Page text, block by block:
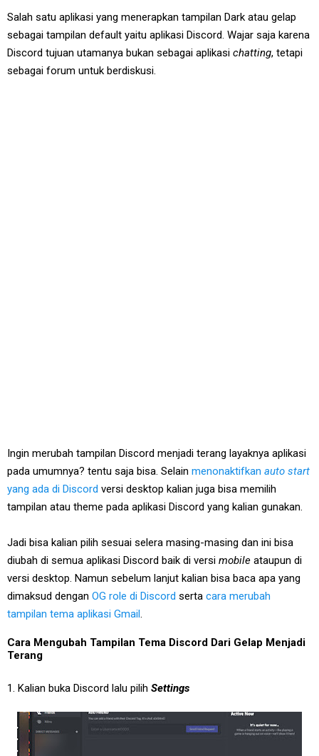
Salah satu aplikasi yang menerapkan tampilan Dark atau gelap
sebagai tampilan default yaitu aplikasi Discord. Wajar saja karena
Discord tujuan utamanya bukan sebagai aplikasi chatting, tetapi
sebagai forum untuk berdiskusi.
Ingin merubah tampilan Discord menjadi terang layaknya aplikasi
pada umumnya? tentu saja bisa. Selain menonaktifkan auto start
yang ada di Discord versi desktop kalian juga bisa memilih
tampilan atau theme pada aplikasi Discord yang kalian gunakan.
Jadi bisa kalian pilih sesuai selera masing-masing dan ini bisa
diubah di semua aplikasi Discord baik di versi mobile ataupun di
versi desktop. Namun sebelum lanjut kalian bisa baca apa yang
dimaksud dengan OG role di Discord serta cara merubah
tampilan tema aplikasi Gmail.
Cara Mengubah Tampilan Tema Discord Dari Gelap Menjadi
Terang
1. Kalian buka Discord lalu pilih Settings